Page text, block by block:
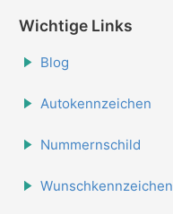
Wichtige Links
Blog
Autokennzeichen
Nummernschild
Wunschkennzeichen